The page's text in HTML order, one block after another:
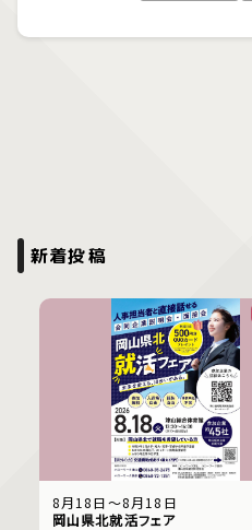
新着投稿
8月18日〜8月18日
岡山県北就活フェア